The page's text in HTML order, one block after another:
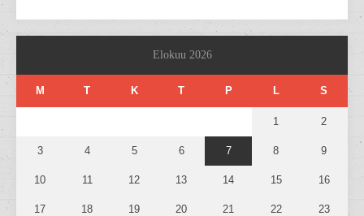
Elokuu 2026
M T K T P L S
1 2
3 4 5 6 7 8 9
10 11 12 13 14 15 16
17 18 19 20 21 22 23